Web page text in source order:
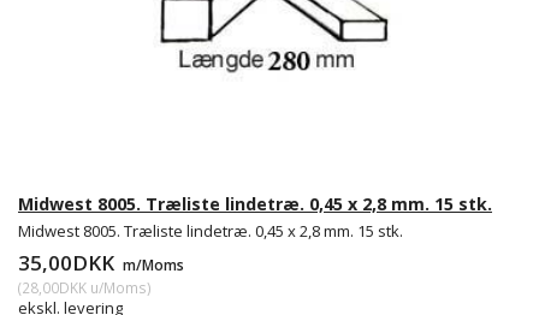
Midwest 8005. Træliste lindetræ. 0,45 x 2,8 mm. 15 stk.
Midwest 8005. Træliste lindetræ. 0,45 x 2,8 mm. 15 stk.
35,00DKK m/Moms
(28,00DKK u/Moms)
ekskl. levering